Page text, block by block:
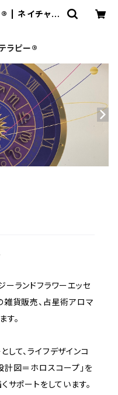
®︎ | ネイチャー
ラピー®︎
ランドフラワーエッセ
雑貨販売、占星術アロマ
す。
て、ライフデザインコ
計図＝ホロスコープ」を
サポートをしています。